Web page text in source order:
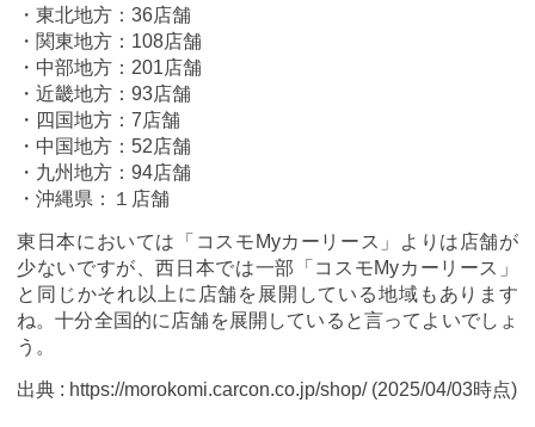
・東北地方：36店舗
・関東地方：108店舗
・中部地方：201店舗
・近畿地方：93店舗
・四国地方：7店舗
・中国地方：52店舗
・九州地方：94店舗
・沖縄県：１店舗
東日本においては「コスモMyカーリース」よりは店舗が
少ないですが、西日本では一部「コスモMyカーリース」
と同じかそれ以上に店舗を展開している地域もあります
ね。十分全国的に店舗を展開していると言ってよいでしょ
う。
出典 : https://morokomi.carcon.co.jp/shop/ (2025/04/03時点)